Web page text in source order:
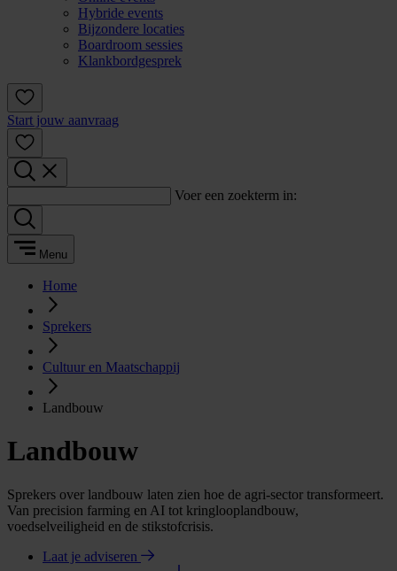
Hybride events
Bijzondere locaties
Boardroom sessies
Klankbordgesprek
Start jouw aanvraag
Voer een zoekterm in:
Menu
Home
Sprekers
Cultuur en Maatschappij
Landbouw
Landbouw
Sprekers over landbouw laten zien hoe de agri-sector transformeert.
Van precision farming en AI tot kringlooplandbouw,
voedselveiligheid en de stikstofcrisis.
Laat je adviseren